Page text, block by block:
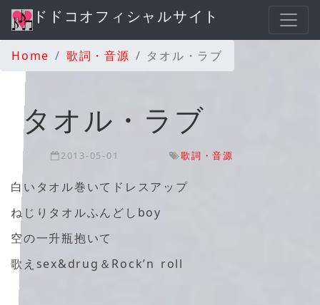
ドドコオフィシャルサイト
Home 歌詞・音源 タオル・ラブ
タオル・ラブ
2013-05-01 歌詞・音源
白いタオル巻いてドレスアップ
ねじりタオルふんどしboy
空の一升瓶抱いて
歌えsex&drug＆Rock’n roll